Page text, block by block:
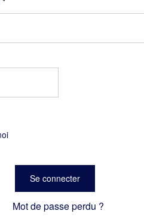
Se connecter
Mot de passe perdu ?